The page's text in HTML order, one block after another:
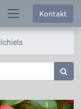
Kontakt